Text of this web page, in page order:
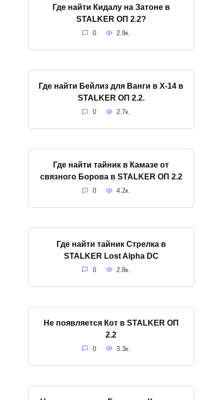
Где найти Кидалу на Затоне в
STALKER ОП 2.2?
0 2.9к.
Где найти Бейлиз для Ванги в X-14 в
STALKER ОП 2.2.
0 2.7к.
Где найти тайник в Камазе от
связного Борова в STALKER ОП 2.2
0 4.2к.
Где найти тайник Стрелка в
STALKER Lost Alpha DC
0 2.8к.
Не появляется Кот в STALKER ОП
2.2
0 3.3к.